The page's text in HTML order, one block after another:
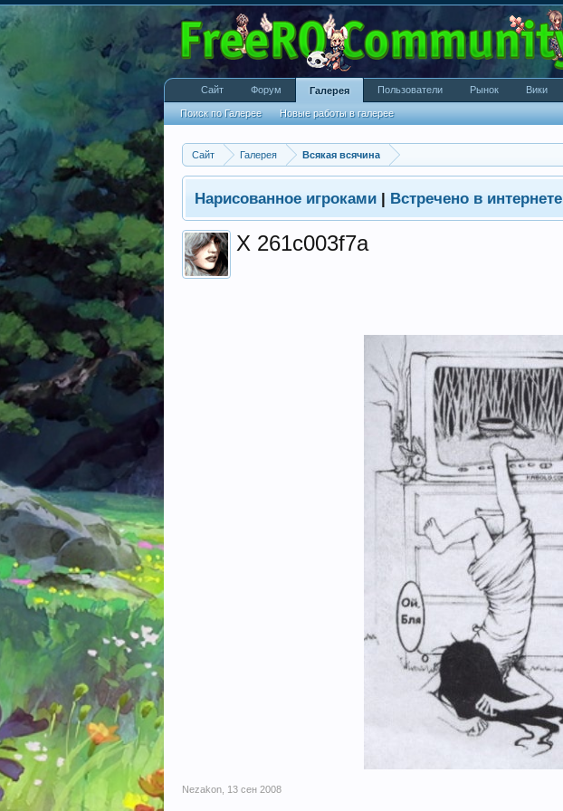
Сайт Галерея Всякая всячина
Нарисованное игроками | Встречено в интернете
X 261c003f7a
Nezakon 13 сен 2008
Сайт Форум Галерея
Поиск по Галерее Новые работы в галерее
Пользователи Рынок Вики